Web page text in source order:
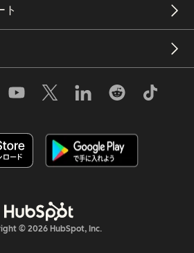
ト
© 2026 HubSpot, Inc.